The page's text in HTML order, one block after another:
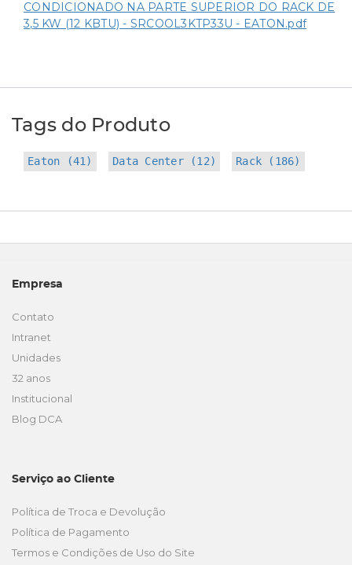
CONDICIONADO NA PARTE SUPERIOR DO RACK DE
3,5 KW (12 KBTU) - SRCOOL3KTP33U - EATON.pdf
Tags do Produto
Eaton (41) Data Center (12) Rack (186)
Empresa
Contato
Intranet
Unidades
32 anos
Institucional
Blog DCA
Serviço ao Cliente
Política de Troca e Devolução
Política de Pagamento
Termos e Condições de Uso do Site